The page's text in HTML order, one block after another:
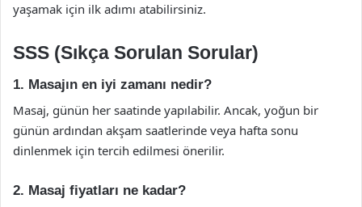
yaşamak için ilk adımı atabilirsiniz.
SSS (Sıkça Sorulan Sorular)
1. Masajın en iyi zamanı nedir?
Masaj, günün her saatinde yapılabilir. Ancak, yoğun bir
günün ardından akşam saatlerinde veya hafta sonu
dinlenmek için tercih edilmesi önerilir.
2. Masaj fiyatları ne kadar?